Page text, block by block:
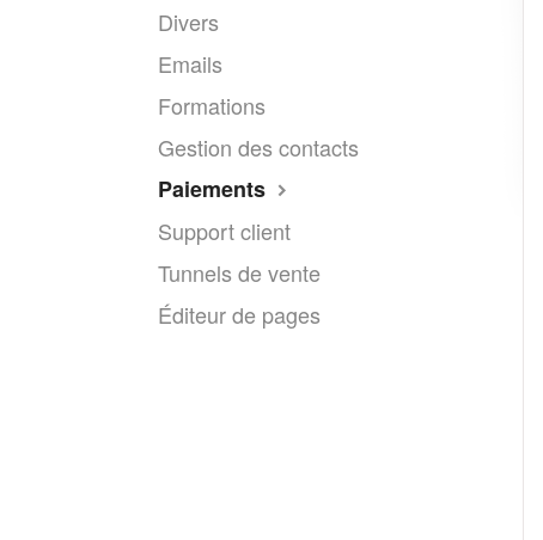
Divers
Emails
Formations
Gestion des contacts
Paiements
Support client
Tunnels de vente
Éditeur de pages